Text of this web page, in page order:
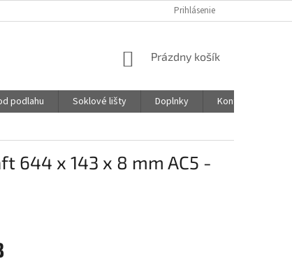
Prihlásenie
NÁKUPNÝ
Prázdny košík
podlahu Soklové lišty Doplnky
Kontakty
644 x 143 x 8 mm AC5 -